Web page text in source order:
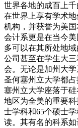
世界各地的成百上
在世界上享有学术
机构，并获誉为美
会计系更是在当今
多可以在其所处地
公司甚至在学生大
会。无论是加州大
圣何塞州立大学都
塞州立大学座落于硅
地区为全美的重要
士学科和65个硕士
读。其有名的科系